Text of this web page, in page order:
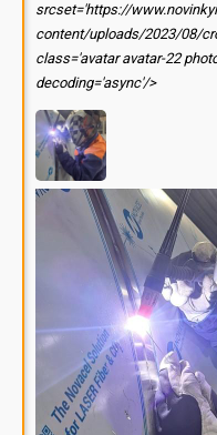
srcset='https://
content/uploads/2023/08/
class='avatar avatar-22
decoding='async'/>